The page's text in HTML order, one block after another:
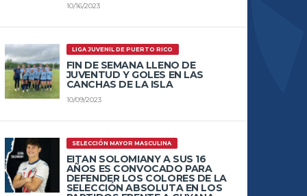
10/16/2023
LIGA JUVENIL DE PUERTO RICO
FIN DE SEMANA LLENO DE
JUVENTUD Y GOLES EN LAS
CANCHAS DE LA ISLA
10/09/2023
SELECCIÓN MAYOR MASCULINA
EITAN SOLOMIANY A SUS 16
AÑOS ES CONVOCADO PARA
DEFENDER LOS COLORES DE LA
SELECCIÓN ABSOLUTA EN LOS